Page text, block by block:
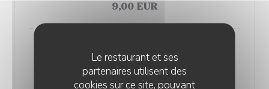
Le restaurant et ses
partenaires utilisent des
cookies sur ce site, pouvant
9,00 EUR
Fraise Melba
9,00 EUR